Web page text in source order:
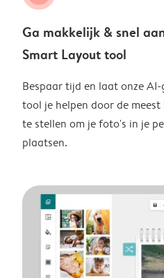
Ga makkelijk & snel
Smart Layout tool
Bespaar tijd en laat onze
tool je helpen door de
te stellen om je foto's in je
plaatsen.